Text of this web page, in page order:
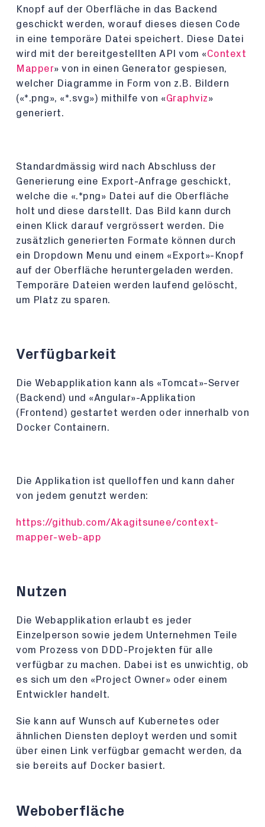
Knopf auf der Oberfläche in das Backend
geschickt werden, worauf dieses diesen Code
in eine temporäre Datei speichert. Diese Datei
wird mit der bereitgestellten API vom «Context
Mapper» von in einen Generator gespiesen,
welcher Diagramme in Form von z.B. Bildern
(«*.png», «*.svg») mithilfe von «Graphviz»
generiert.
Standardmässig wird nach Abschluss der
Generierung eine Export-Anfrage geschickt,
welche die «.*png» Datei auf die Oberfläche
holt und diese darstellt. Das Bild kann durch
einen Klick darauf vergrössert werden. Die
zusätzlich generierten Formate können durch
ein Dropdown Menu und einem «Export»-Knopf
auf der Oberfläche heruntergeladen werden.
Temporäre Dateien werden laufend gelöscht,
um Platz zu sparen.
Verfügbarkeit
Die Webapplikation kann als «Tomcat»-Server
(Backend) und «Angular»-Applikation
(Frontend) gestartet werden oder innerhalb von
Docker Containern.
Die Applikation ist quelloffen und kann daher
von jedem genutzt werden:
https://github.com/Akagitsunee/context-
mapper-web-app
Nutzen
Die Webapplikation erlaubt es jeder
Einzelperson sowie jedem Unternehmen Teile
vom Prozess von DDD-Projekten für alle
verfügbar zu machen. Dabei ist es unwichtig, ob
es sich um den «Project Owner» oder einem
Entwickler handelt.
Sie kann auf Wunsch auf Kubernetes oder
ähnlichen Diensten deployt werden und somit
über einen Link verfügbar gemacht werden, da
sie bereits auf Docker basiert.
Weboberfläche